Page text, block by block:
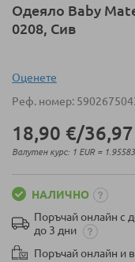
Преминете
към
началото
галерия
снимки
Одеяло Baby
0208, Сив
Оценeте
Реф. номер
18,90 €/
Валутен курс: 1 EUR =
НАЛИЧНО
Поръчай онлайн с
до 3 дни
Поръчай онлайн и